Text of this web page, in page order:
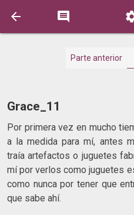
 
Parte anterior
Grace_11
Por primera vez en mucho
a la medida para mí, antes
traía artefactos o juguetes
mí por verlos como juguetes
como nunca por tener que
que sabe ahí.